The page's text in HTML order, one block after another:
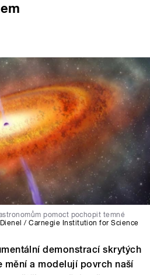
pomoct pochopit temné
/ Carnegie Institution for Science
demonstrací skrytých
mění a modelují povrch naší